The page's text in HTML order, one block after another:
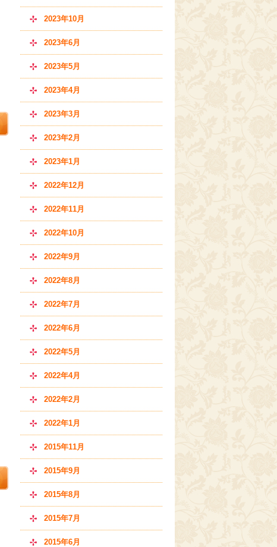
2023年10月
2023年6月
2023年5月
2023年4月
2023年3月
2023年2月
2023年1月
2022年12月
2022年11月
2022年10月
2022年9月
2022年8月
2022年7月
2022年6月
2022年5月
2022年4月
2022年2月
2022年1月
2015年11月
2015年9月
2015年8月
2015年7月
2015年6月